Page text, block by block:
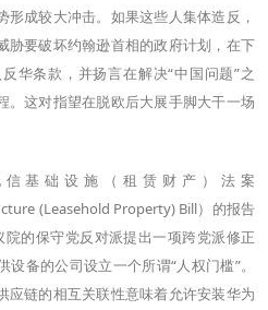
成较大冲击。如果这些人集体造反，
胁要破坏约翰逊首相的政府计划，在下
华条款，并扬言在解决“中国问题”之
。这对指望在脱欧后大展手脚大干一场
基础设施（租赁财产）法案
(Leasehold Property) Bill）的报告
的保守党反对派提出一项跨党派修正
备的公司设立一个所谓“人权门槛”。
应链的相互关联性意味着允许安装华为